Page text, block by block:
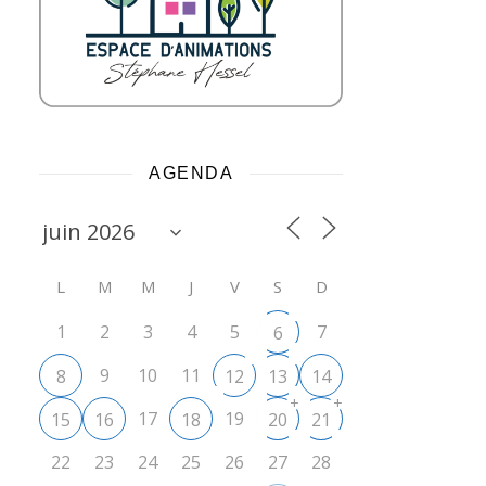
AGENDA
L M M J V S D
1 2 3 4 5 6
7
8
9 10 11 12 13
14
15
16 17 18 19 20
+
21
+
22 23 24 25 26 27
28